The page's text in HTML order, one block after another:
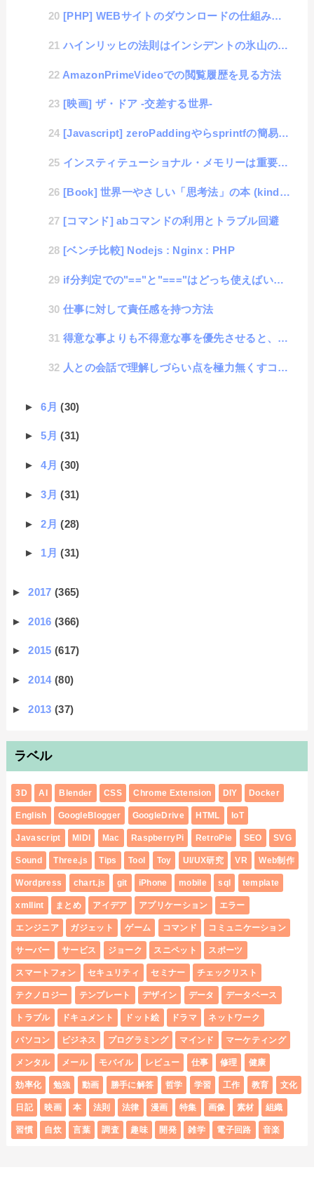
[PHP] WEBサイトのダウンロードの仕組み作り
ハインリッヒの法則はインシデントの氷山の一角
AmazonPrimeVideoでの閲覧履歴を見る方法
[映画] ザ・ドア ‐交差する世界‐
[Javascript] zeroPaddingやらsprintfの簡易桁数調整機能スニペット
インスティテューショナル・メモリーは重要な組織文化
[Book] 世界一やさしい「思考法」の本 (kindle版)
[コマンド] abコマンドの利用とトラブル回避
[ベンチ比較] Nodejs : Nginx : PHP
if分判定での"=="と"==="はどっち使えばいいの？
仕事に対して責任感を持つ方法
得意な事よりも不得意な事を優先させると、いい結果が得られやすい
人との会話で理解しづらい点を極力無くすコミュニケーション・テクニック
►6月(30)
►5月(31)
►4月(30)
►3月(31)
►2月(28)
► 1月(31)
►2017(365)
►2016(366)
►2015(617)
►2014(80)
►2013(37)
ラベル
3D AI Blender CSS Chrome Extension DIY Docker
English GoogleBlogger GoogleDrive HTML IoT
Javascript MIDI Mac RaspberryPi RetroPie SEO SVG
Sound Three.js Tips Tool Toy UI/UX研究 VR Web制作
Wordpress chart.js git iPhone mobile sql template
xmllint まとめ アイデア アプリケーション エラー
エンジニア ガジェット ゲーム コマンド コミュニケーション
サーバー サービス ジョーク スニペット スポーツ
スマートフォン セキュリティ セミナー チェックリスト
テクノロジー テンプレート デザイン データ データベース
トラブル ドキュメント ドット絵 ドラマ ネットワーク
パソコン ビジネス プログラミング マインド マーケティング
メンタル メール モバイル レビュー 仕事 修理 健康
効率化 勉強 動画 勝手に解答 哲学 学習 工作 教育 文化
日記 映画 本 法則 法律 漫画 特集 画像 素材 組織
習慣 自炊 言葉 調査 趣味 開発 雑学 電子回路 音楽